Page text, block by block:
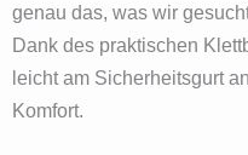
genau das, was wir
Dank des praktischen
leicht am Sicherheitsgurt
Komfort.